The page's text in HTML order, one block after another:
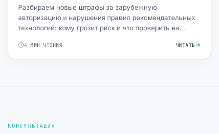
Разбираем новые штрафы за зарубежную
авторизацию и нарушения правил рекомендательных
технологий: кому грозит риск и что проверить на
4 МИН ЧТЕНИЯ ЧИТАТЬ
КОНСУЛЬТАЦИЯ